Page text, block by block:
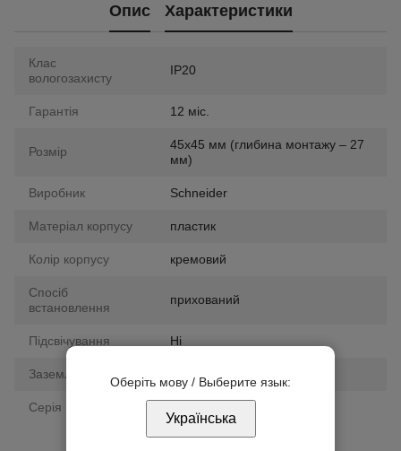
Опис Характеристики
Клас
вологозахисту
IP20
Гарантія 12 міс.
Розмір
45х45 мм (глибина монтажу – 27
мм)
Виробник Schneider
Матеріал корпусу пластик
Колір корпусу кремовий
Спосіб
встановлення
прихований
Підсвічування Ні
Заземлення
Серія
Оберіть мову / Выберите язык:
Українська